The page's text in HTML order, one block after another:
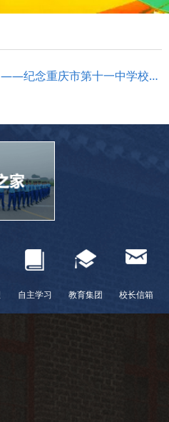
念重庆市第十一中学校百年诞辰
自主学习 教育集团 校长信箱